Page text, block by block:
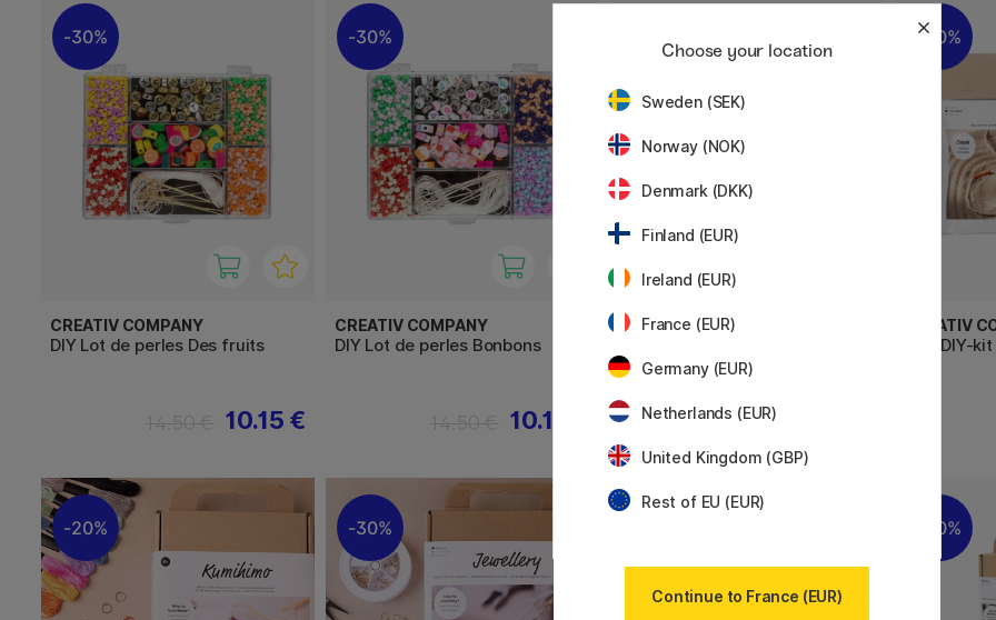
30%
CREATIV COMPANY
DIY Lot de perles Des fruits
10.15 €
30%
CREATIV COMPANY
DIY Lot de perles Bonbons
10.15 €
CREATIV COMPANY
17.50 €
30%
CREATIV
Mini DIY-
20% 30% 20%
Choose your location
Sweden (SEK)
Norway (NOK)
Denmark (DKK)
Finland (EUR)
Ireland (EUR)
France (EUR)
Germany (EUR)
Netherlands (EUR)
United Kingdom (GBP)
Rest of EU (EUR)
Continue to France (EUR)